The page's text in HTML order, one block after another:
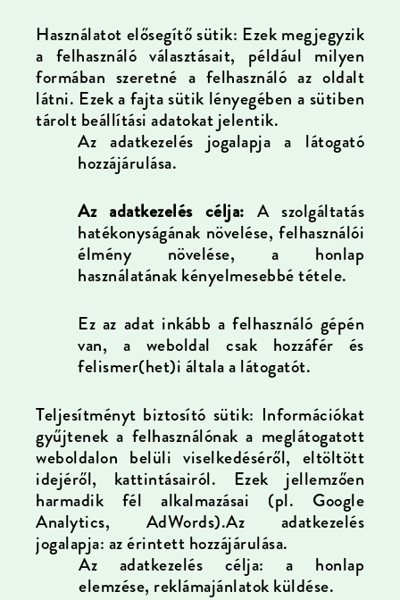
Használatot elősegítő sütik: Ezek megjegyzik
a felhasználó választásait, például milyen
formában szeretné a felhasználó az oldalt
látni. Ezek a fajta sütik lényegében a sütiben
tárolt beállítási adatokat jelentik.
Az adatkezelés jogalapja a látogató
hozzájárulása.
Az adatkezelés célja: A szolgáltatás
hatékonyságának növelése, felhasználói
élmény növelése, a honlap
használatának kényelmesebbé tétele.
Ez az adat inkább a felhasználó gépén
van, a weboldal csak hozzáfér és
felismer(het)i általa a látogatót.
Teljesítményt biztosító sütik: Információkat
gyűjtenek a felhasználónak a meglátogatott
weboldalon belüli viselkedéséről, eltöltött
idejéről, kattintásairól. Ezek jellemzően
harmadik fél alkalmazásai (pl. Google
Analytics, AdWords).Az adatkezelés
jogalapja: az érintett hozzájárulása.
Az adatkezelés célja: a honlap
elemzése, reklámajánlatok küldése.